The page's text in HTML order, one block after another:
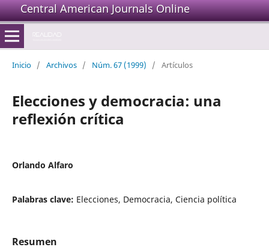
Central American Journals Online
Inicio / Archivos / Núm. 67 (1999) / Artículos
Elecciones y democracia: una
reflexión crítica
Orlando Alfaro
Palabras clave: Elecciones, Democracia, Ciencia política
Resumen